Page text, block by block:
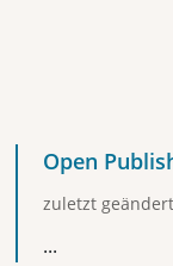
Open
zuletzt
...